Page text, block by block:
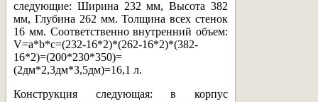
следующие: Ширина 232 мм, Высота 382
мм, Глубина 262 мм. Толщина всех стенок
16 мм. Соответственно внутренний объем:
V=a*b*c=(232-16*2)*(262-16*2)*(382-
16*2)=(200*230*350)=
(2дм*2,3дм*3,5дм)=16,1 л.
Конструкция следующая: в корпус